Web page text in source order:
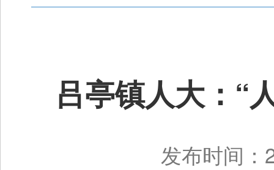
吕亭镇人大：“
发布时间